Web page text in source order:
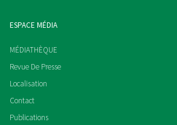
ESPACE MÉDIA
MÉDIATHÈQUE
Revue De Presse
Localisation
Contact
Publications